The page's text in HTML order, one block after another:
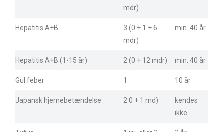
mdr)
Hepatitis A+B
3 (0 + 1 + 6
mdr)
min. 40 år
Hepatitis A+B (1-15 år) 2 (0 + 12 mdr) min. 40 år
Gul feber 1 10 år
Japansk hjernebetændelse 2 0 + 1 md)
kendes
ikke